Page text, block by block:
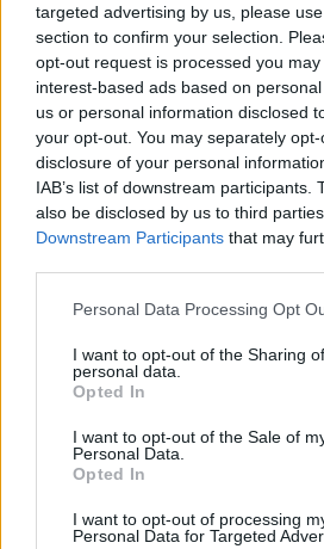
targeted advertising by us, please
section to confirm your selection.
opt-out request is processed you
interest-based ads based on
us or personal information disclosed
your opt-out. You may separately
disclosure of your personal
IAB’s list of downstream participants.
also be disclosed by us to third
Downstream Participants that may
Personal Data Processing Opt
I want to opt-out of the Sharing
personal data.
Opted In
I want to opt-out of the Sale of
Personal Data.
Opted In
I want to opt-out of processing
Personal Data for Targeted
Esim for Global
Esim for USA|Esim for Italy|